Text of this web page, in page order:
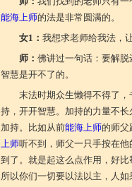
能海上师的法是非常圆满的。
女1： 我想求老师给我法，
师： 佛讲过一句话：要解
智慧是开不了的。
末法时期众生懒得不得了
持，开开智慧。加持的力量不
加持。比如从前能海上师的师父
上师听不到，师父一只手按在
到了。就是起这么点作用，好
所以你们一切要以法以主，人